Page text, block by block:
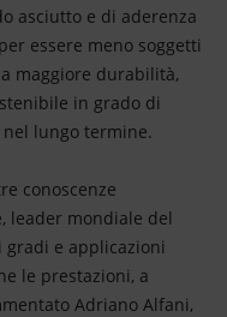
asciutto e di aderenza
essere meno soggetti
maggiore durabilità,
in grado di
lungo termine.
conoscenze
leader mondiale del
gradi e applicazioni
le prestazioni, a
Adriano Alfani,